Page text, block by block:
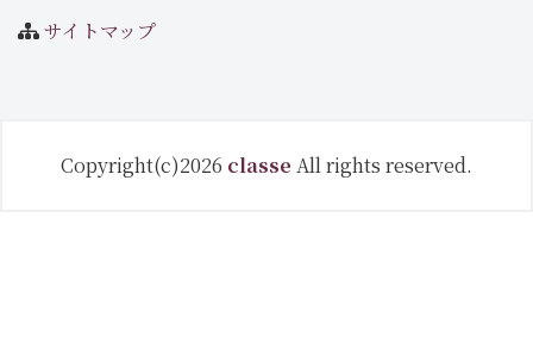
サイトマップ
Copyright(c)2026 classe All rights reserved.